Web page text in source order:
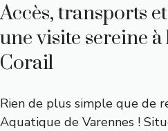
Accès, transports
une visite sereine
Corail
Rien de plus simple que de
Aquatique de Varennes !